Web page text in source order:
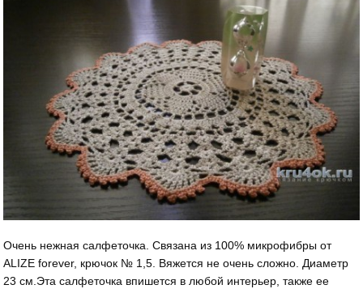
Очень нежная салфеточка. Связана из 100% микрофибры от
ALIZE forever, крючок № 1,5. Вяжется не очень сложно. Диаметр
23 см.Эта салфеточка впишется в любой интерьер, также ее